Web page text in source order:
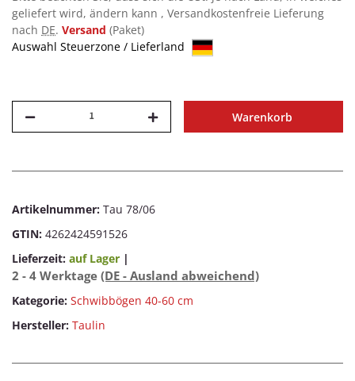
geliefert wird, ändern kann , Versandkostenfreie Lieferung
nach DE. Versand (Paket)
Auswahl Steuerzone / Lieferland
Warenkorb
Artikelnummer: Tau 78/06
GTIN: 4262424591526
Lieferzeit: auf Lager |
2 - 4 Werktage (DE - Ausland abweichend)
Kategorie: Schwibbögen 40-60 cm
Hersteller: Taulin